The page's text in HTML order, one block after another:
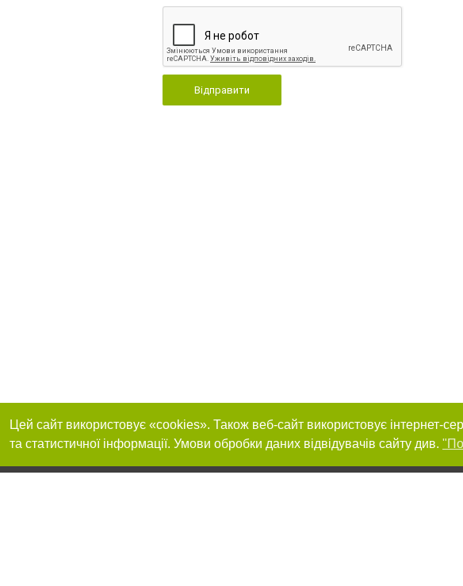
Відправити
Цей сайт використовує «cookies». Також веб-сайт використовує інтернет-
та статистичної інформації. Умови обробки даних відвідувачів сайту див.